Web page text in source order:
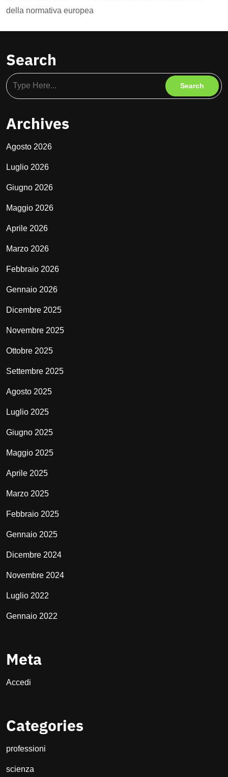
della normativa europea
Search
Archives
Agosto 2026
Luglio 2026
Giugno 2026
Maggio 2026
Aprile 2026
Marzo 2026
Febbraio 2026
Gennaio 2026
Dicembre 2025
Novembre 2025
Ottobre 2025
Settembre 2025
Agosto 2025
Luglio 2025
Giugno 2025
Maggio 2025
Aprile 2025
Marzo 2025
Febbraio 2025
Gennaio 2025
Dicembre 2024
Novembre 2024
Luglio 2022
Gennaio 2022
Meta
Accedi
Categories
professioni
scienza